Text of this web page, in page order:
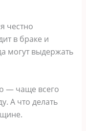
честно
в браке и
могут выдержать
— чаще всего
А что делать